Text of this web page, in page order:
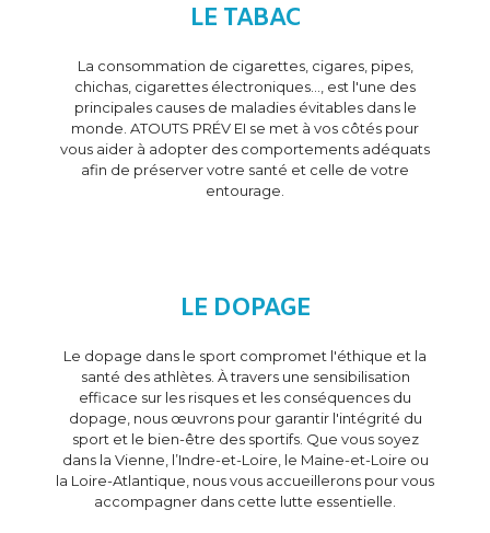
LE TABAC
La consommation de cigarettes, cigares, pipes,
chichas, cigarettes électroniques…, est l'une des
principales causes de maladies évitables dans le
monde. ATOUTS PRÉV EI se met à vos côtés pour
vous aider à adopter des comportements adéquats
afin de préserver votre santé et celle de votre
entourage.
LE DOPAGE
Le dopage dans le sport compromet l'éthique et la
santé des athlètes. À travers une sensibilisation
efficace sur les risques et les conséquences du
dopage, nous œuvrons pour garantir l'intégrité du
sport et le bien-être des sportifs. Que vous soyez
dans la Vienne, l’Indre-et-Loire, le Maine-et-Loire ou
la Loire-Atlantique, nous vous accueillerons pour vous
accompagner dans cette lutte essentielle.